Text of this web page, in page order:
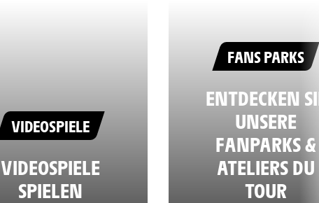
VIDEOSPIELE
VIDEOSPIELE
SPIELEN
FANS PARKS
ENTDECKEN
UNSERE
FANPARKS &
ATELIERS DU
TOUR